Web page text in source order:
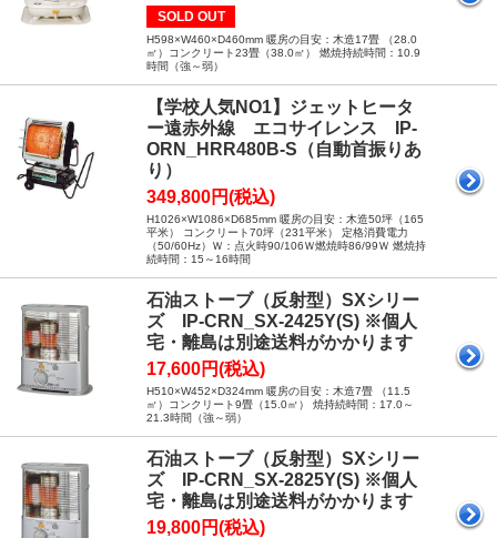
SOLD OUT
H598×W460×D460mm 暖房の目安：木造17畳 （28.0
㎡）コンクリート23畳（38.0㎡） 燃焼持続時間：10.9
時間（強～弱）
【学校人気NO1】ジェットヒータ
ー遠赤外線 エコサイレンス IP-
ORN_HRR480B-S（自動首振りあ
り）
349,800円(税込)
H1026×W1086×D685mm 暖房の目安：木造50坪（165
平米） コンクリート70坪（231平米） 定格消費電力
（50/60Hz）Ｗ：点火時90/106Ｗ燃焼時86/99Ｗ 燃焼持
続時間：15～16時間
石油ストーブ（反射型）SXシリー
ズ IP-CRN_SX-2425Y(S) ※個人
宅・離島は別途送料がかかります
17,600円(税込)
H510×W452×D324mm 暖房の目安：木造7畳 （11.5
㎡）コンクリート9畳（15.0㎡） 焼持続時間：17.0～
21.3時間（強～弱）
石油ストーブ（反射型）SXシリー
ズ IP-CRN_SX-2825Y(S) ※個人
宅・離島は別途送料がかかります
19,800円(税込)